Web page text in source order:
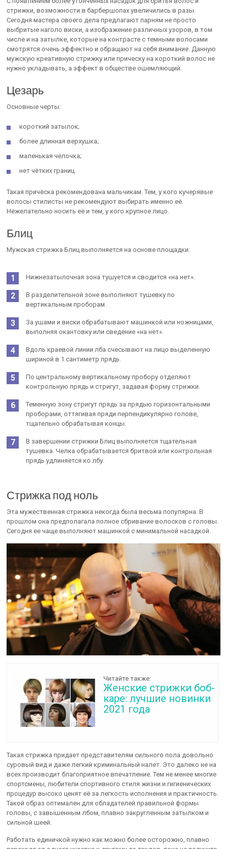
стрижки, возможности в барбершопах увеличились в разы.
Сегодня мастера своего дела предлагают парням не просто
выбритые наголо виски, а изображение различных узоров, в том
числе и на затылке, которые на контрасте с темными волосами
смотрятся очень эффектно и обращают на себя внимание. Данную
мужскую креативную стрижку или прическу на короткий волос не
нужно укладывать, а эффект в обществе ошемляющий.
Цезарь
Основные черты:
короткий затылок;
более длинная верхушка;
маленькая чёлочка;
нет чётких границ.
Такая причёска рекомендована мальчикам. Тем, у кого кучерявые
волосы стилисты не рекомендуют выбирать именно её.
Нежелательно носить её и тем, у кого крупное лицо.
Блиц
Мужская стрижка Блиц выполняется на основе площадки:
Нижнезатылочная зона тушуется и сводится «на нет».
В разделительной зоне выполняют тушевку по
вертикальным проборам.
За ушами и виски обрабатывают машинкой или ножницами,
выполняя окантовку или сведение «на нет».
Вдоль краевой линии лба счесывают на лицо выделенную
шириной в 1 сантиметр прядь.
По центральному вертикальному пробору отделяют
контрольную прядь и стригут, задавая форму стрижки.
Теменную зону стригут прядь за прядью горизонтальными
проборами, оттягивая пряди перпендикулярно голове,
тщательно обрабатывая концы.
В завершении стрижки Блиц выполняется тщательная
тушевка. Челка обрабатывается бритвой или контрольная
прядь удлиняется ко лбу.
Стрижка под ноль
Эта мужественная стрижка некогда была весьма популярна. В
прошлом она предполагала полное сбривание волосков с головы.
Сегодня ее чаще выполняют машинкой с минимальной насадкой.
Читайте также:
Женские стрижки боб-
каре: лучшие новинки
2021 года
Такая стрижка придает представителям сильного пола довольно
суровый вид и даже легкий криминальный налет. Это далеко не на
всех производит благоприятное впечатление. Тем не менее многие
спортсмены, любители спортивного стиля жизни и гигиенических
процедур высоко ценят её за легкость исполнения и практичность.
Такой образ оптимален для обладателей правильной формы
головы, с завышенным лбом, плавно закругленным затылком и
сильной шеей.
Работать единичкой нужно как можно более осторожно, плавно